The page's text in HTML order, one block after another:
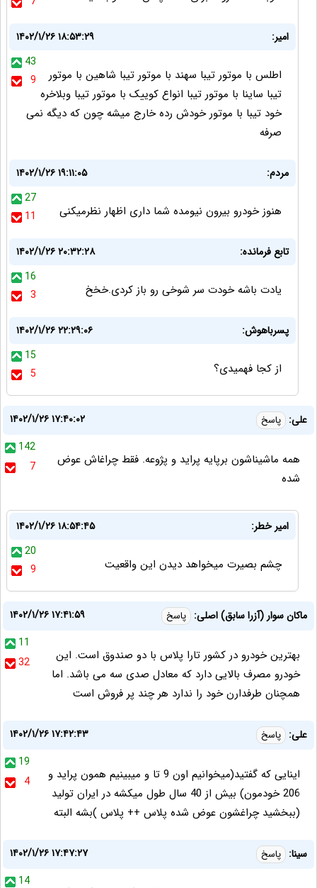
امیر:
۱۴۰۲/۱/۲۶ ۱۸:۵۳:۲۹
43
9
اطلس با موتور تیبا سهند با موتور تیبا شاهین با موتور
تیبا ساینا با موتور تیبا انواع کوییک با موتور تیبا وبلاخره
خود تیبا با موتور خودش رده خارج میشه چون که دیگه نمی
صرفه
مردم:
۱۴۰۲/۱/۲۶ ۱۹:۱۱:۰۵
27
11
هنوز خودرو بیرون نیومده شما داری اظهار نظرمیکنی
تابع فرمانده:
۱۴۰۲/۱/۲۶ ۲۰:۳۲:۲۸
16
3
یادت باشه خودت سر شوخی رو باز کردی.خخخ
پسرباهوش:
۱۴۰۲/۱/۲۶ ۲۲:۲۹:۰۶
15
5
از کجا فهمیدی؟
علی: پاسخ
۱۴۰۲/۱/۲۶ ۱۷:۴۰:۰۲
142
7
همه ماشیناشون برپایه پراید و پژوعه. فقط چراغاش عوض
شده
امیر خطر:
۱۴۰۲/۱/۲۶ ۱۸:۵۴:۴۵
20
9
چشم بصیرت میخواهد دیدن این واقعیت
ماکان سوار (آزرا سابق) اصلی: پاسخ
۱۴۰۲/۱/۲۶ ۱۷:۴۱:۵۹
11
32
بهترین خودرو در کشور تارا پلاس با دو صندوق است. این
خودرو مصرف بالایی دارد که معادل صدی سه می باشد. اما
همچنان طرفدارن خود را ندارد هر چند پر فروش است
علی: پاسخ
۱۴۰۲/۱/۲۶ ۱۷:۴۲:۴۳
19
4
اینایی که گفتید(میخوانیم اون 9 تا و میبینیم همون پراید و
206 خودمون) بیش از 40 سال طول میکشه در ایران تولید
(ببخشید چراغشون عوض شده پلاس ++ پلاس )بشه البته
سینا: پاسخ
۱۴۰۲/۱/۲۶ ۱۷:۴۷:۲۷
14